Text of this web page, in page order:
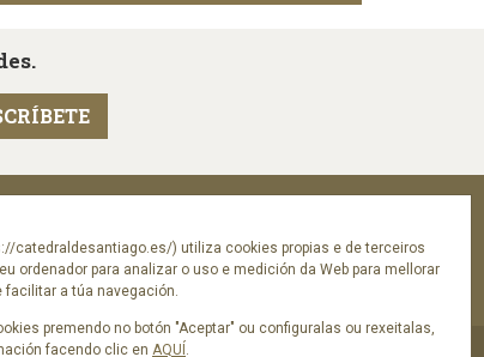
catedraldesantiago.es/) utiliza cookies propias e de terceiros
ordenador para analizar o uso e medición da Web para mellorar
a túa navegación.
premendo no botón "Aceptar" ou configuralas ou rexeitalas,
facendo clic en AQUÍ.